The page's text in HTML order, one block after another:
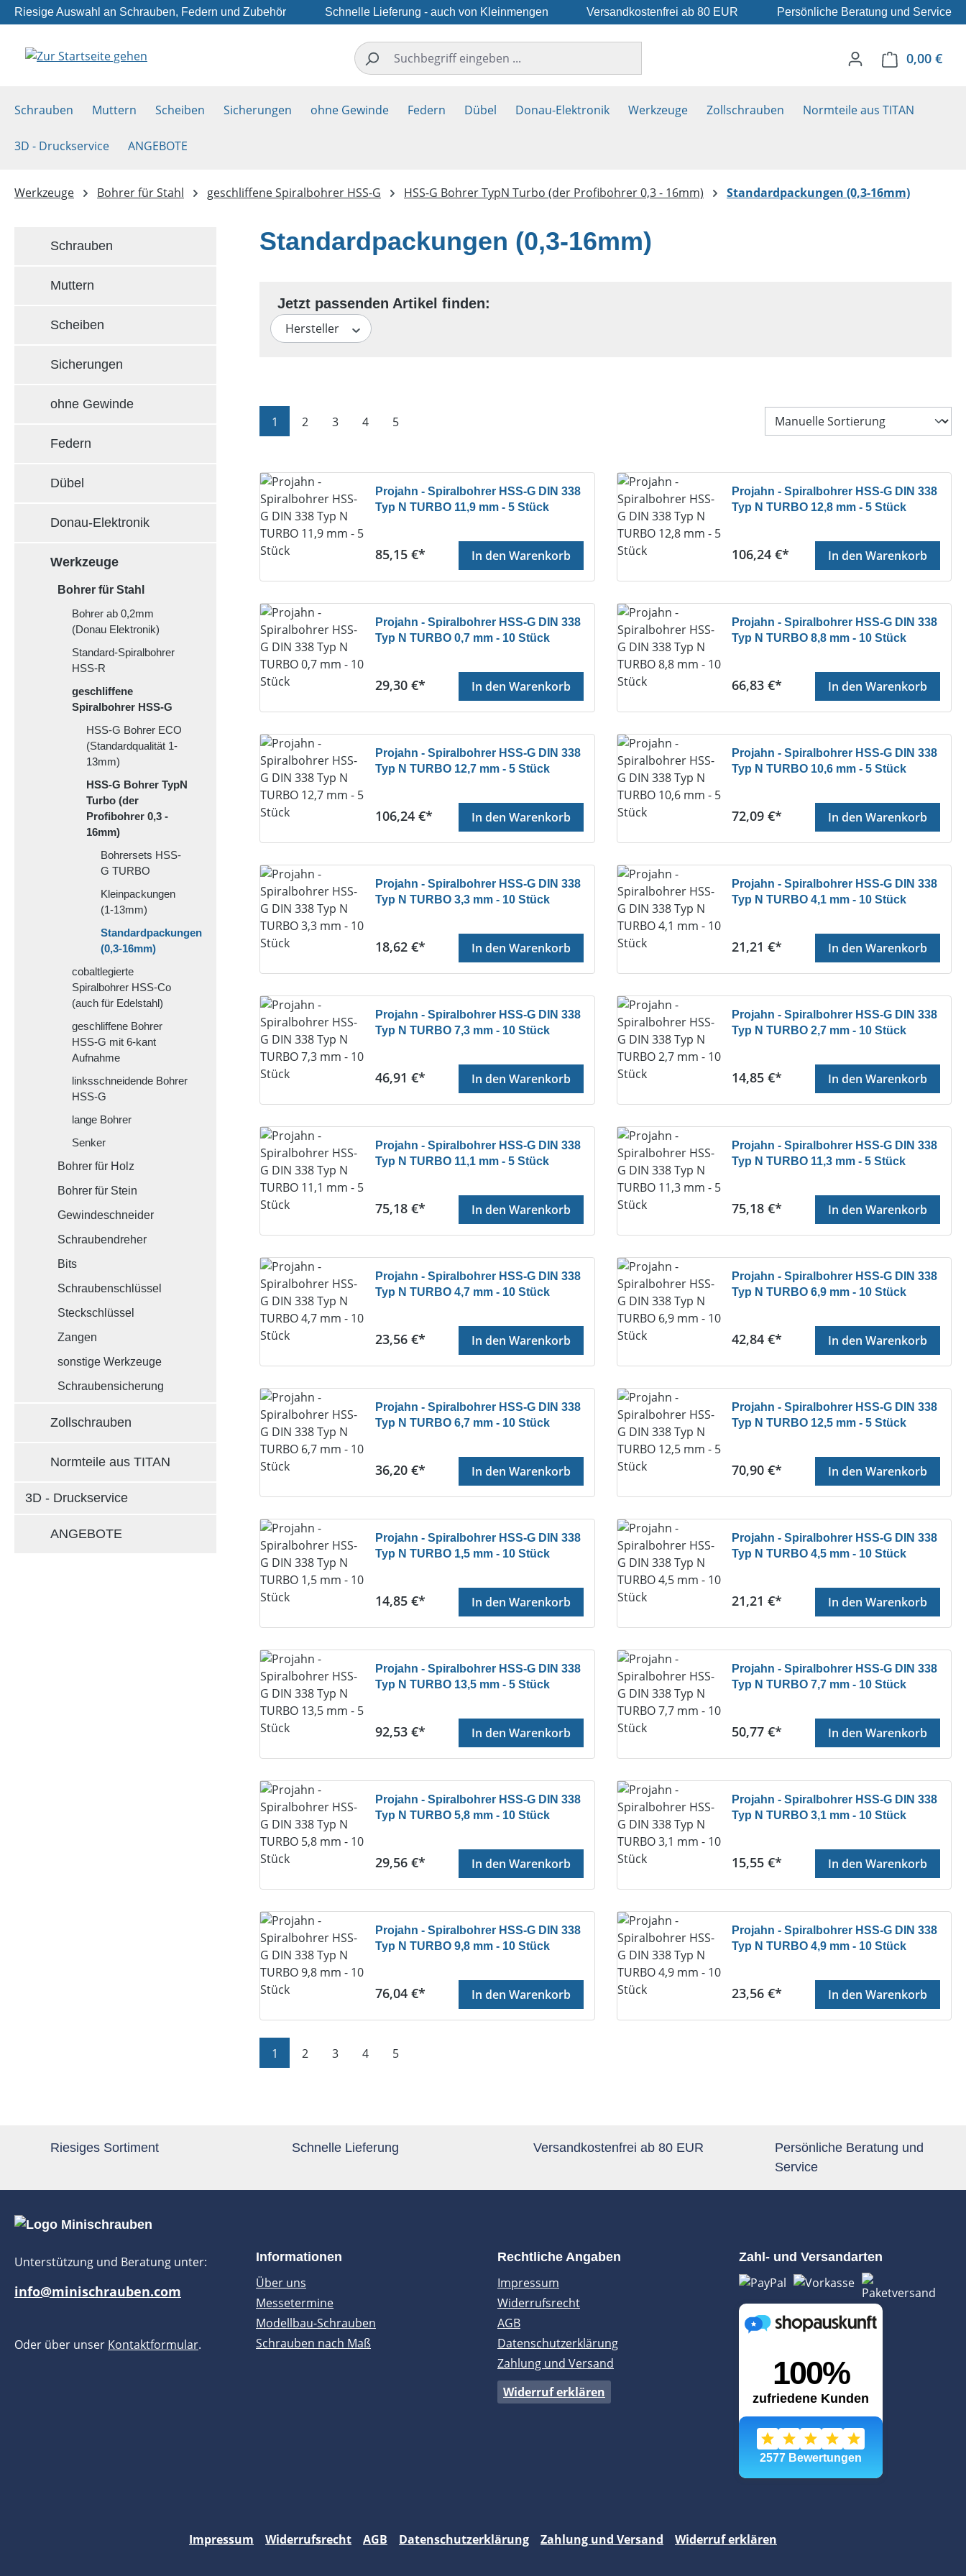
Hauptinhalt springen
Zur Suche springen
Zur Hauptnavigation springen
Riesige Auswahl an Schrauben, Federn und Zubehör Schnelle Lieferung - auch von Kleinmengen Versandkostenfrei ab 80 EUR Persönliche Beratung und Service
0,00 €
Schrauben Muttern Scheiben Sicherungen ohne Gewinde Federn Dübel Donau-Elektronik Werkzeuge Zollschrauben Normteile aus TITAN
3D - Druckservice ANGEBOTE
Werkzeuge Bohrer für Stahl geschliffene Spiralbohrer HSS-G HSS-G Bohrer TypN Turbo (der Profibohrer 0,3 - 16mm) Standardpackungen (0,3-16mm)
Schrauben
Muttern
Scheiben
Sicherungen
ohne Gewinde
Federn
Dübel
Donau-Elektronik
Werkzeuge
Bohrer für Stahl
Bohrer ab 0,2mm
(Donau Elektronik)
Standard-Spiralbohrer
HSS-R
geschliffene
Spiralbohrer HSS-G
HSS-G Bohrer ECO
(Standardqualität 1-
13mm)
HSS-G Bohrer TypN
Turbo (der
Profibohrer 0,3 -
16mm)
Bohrersets HSS-
G TURBO
Kleinpackungen
(1-13mm)
Standardpackungen
(0,3-16mm)
cobaltlegierte
Spiralbohrer HSS-Co
(auch für Edelstahl)
geschliffene Bohrer
HSS-G mit 6-kant
Aufnahme
linksschneidende Bohrer
HSS-G
lange Bohrer
Senker
Bohrer für Holz
Bohrer für Stein
Gewindeschneider
Schraubendreher
Bits
Schraubenschlüssel
Steckschlüssel
Zangen
sonstige Werkzeuge
Schraubensicherung
Zollschrauben
Normteile aus TITAN
3D - Druckservice
ANGEBOTE
Standardpackungen (0,3-16mm)
Hersteller
Seite
1 Seite
2 Seite
3 Seite
4 Seite
5
Projahn - Spiralbohrer HSS-G DIN 338
Typ N TURBO 11,9 mm - 5 Stück
Regulärer Preis:
85,15 €* In den Warenkorb
Projahn - Spiralbohrer HSS-G DIN 338
Typ N TURBO 12,8 mm - 5 Stück
Regulärer Preis:
106,24 €* In den Warenkorb
Projahn - Spiralbohrer HSS-G DIN 338
Typ N TURBO 0,7 mm - 10 Stück
Regulärer Preis:
29,30 €* In den Warenkorb
Projahn - Spiralbohrer HSS-G DIN 338
Typ N TURBO 8,8 mm - 10 Stück
Regulärer Preis:
66,83 €* In den Warenkorb
Projahn - Spiralbohrer HSS-G DIN 338
Typ N TURBO 12,7 mm - 5 Stück
Regulärer Preis:
106,24 €* In den Warenkorb
Projahn - Spiralbohrer HSS-G DIN 338
Typ N TURBO 10,6 mm - 5 Stück
Regulärer Preis:
72,09 €* In den Warenkorb
Projahn - Spiralbohrer HSS-G DIN 338
Typ N TURBO 3,3 mm - 10 Stück
Regulärer Preis:
18,62 €* In den Warenkorb
Projahn - Spiralbohrer HSS-G DIN 338
Typ N TURBO 4,1 mm - 10 Stück
Regulärer Preis:
21,21 €* In den Warenkorb
Projahn - Spiralbohrer HSS-G DIN 338
Typ N TURBO 7,3 mm - 10 Stück
Regulärer Preis:
46,91 €* In den Warenkorb
Projahn - Spiralbohrer HSS-G DIN 338
Typ N TURBO 2,7 mm - 10 Stück
Regulärer Preis:
14,85 €* In den Warenkorb
Projahn - Spiralbohrer HSS-G DIN 338
Typ N TURBO 11,1 mm - 5 Stück
Regulärer Preis:
75,18 €* In den Warenkorb
Projahn - Spiralbohrer HSS-G DIN 338
Typ N TURBO 11,3 mm - 5 Stück
Regulärer Preis:
75,18 €* In den Warenkorb
Projahn - Spiralbohrer HSS-G DIN 338
Typ N TURBO 4,7 mm - 10 Stück
Regulärer Preis:
23,56 €* In den Warenkorb
Projahn - Spiralbohrer HSS-G DIN 338
Typ N TURBO 6,9 mm - 10 Stück
Regulärer Preis:
42,84 €* In den Warenkorb
Projahn - Spiralbohrer HSS-G DIN 338
Typ N TURBO 6,7 mm - 10 Stück
Regulärer Preis:
36,20 €* In den Warenkorb
Projahn - Spiralbohrer HSS-G DIN 338
Typ N TURBO 12,5 mm - 5 Stück
Regulärer Preis:
70,90 €* In den Warenkorb
Projahn - Spiralbohrer HSS-G DIN 338
Typ N TURBO 1,5 mm - 10 Stück
Regulärer Preis:
14,85 €* In den Warenkorb
Projahn - Spiralbohrer HSS-G DIN 338
Typ N TURBO 4,5 mm - 10 Stück
Regulärer Preis:
21,21 €* In den Warenkorb
Projahn - Spiralbohrer HSS-G DIN 338
Typ N TURBO 13,5 mm - 5 Stück
Regulärer Preis:
92,53 €* In den Warenkorb
Projahn - Spiralbohrer HSS-G DIN 338
Typ N TURBO 7,7 mm - 10 Stück
Regulärer Preis:
50,77 €* In den Warenkorb
Projahn - Spiralbohrer HSS-G DIN 338
Typ N TURBO 5,8 mm - 10 Stück
Regulärer Preis:
29,56 €* In den Warenkorb
Projahn - Spiralbohrer HSS-G DIN 338
Typ N TURBO 3,1 mm - 10 Stück
Regulärer Preis:
15,55 €* In den Warenkorb
Projahn - Spiralbohrer HSS-G DIN 338
Typ N TURBO 9,8 mm - 10 Stück
Regulärer Preis:
76,04 €* In den Warenkorb
Projahn - Spiralbohrer HSS-G DIN 338
Typ N TURBO 4,9 mm - 10 Stück
Regulärer Preis:
23,56 €* In den Warenkorb
Seite
1 Seite
2 Seite
3 Seite
4 Seite
5
Riesiges Sortiment Schnelle Lieferung Versandkostenfrei ab 80 EUR
Persönliche Beratung und
Service
Unterstützung und Beratung unter:
info@minischrauben.com
Oder über unser Kontaktformular.
Informationen
Über uns
Messetermine
Modellbau-Schrauben
Schrauben nach Maß
Rechtliche Angaben
Impressum
Widerrufsrecht
AGB
Datenschutzerklärung
Zahlung und Versand
Widerruf erklären
Zahl- und Versandarten
Impressum Widerrufsrecht AGB Datenschutzerklärung Zahlung und Versand Widerruf erklären